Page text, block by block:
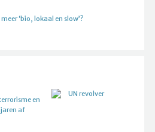
‘bio, lokaal en slow’?
en
af